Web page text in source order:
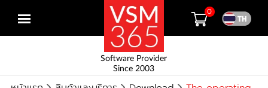
Open
Software Provider
Since 2003
0